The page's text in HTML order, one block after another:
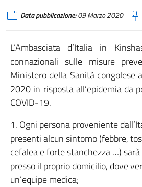
Data pubblicazione:09 Marzo 2020
L’Ambasciata d’Italia in
connazionali sulle misure
Ministero della Sanità congolese
2020 in risposta all’epidemia da
COVID-19.
1. Ogni persona proveniente
presenti alcun sintomo (febbre,
cefalea e forte stanchezza …)
presso il proprio domicilio, dove
un’equipe medica;